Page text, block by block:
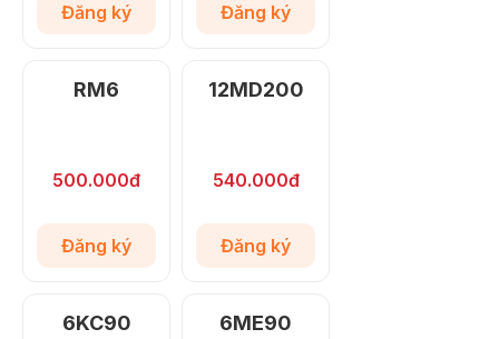
Đăng ký Đăng ký
RM6
500.000đ
Đăng ký
12MD200
540.000đ
Đăng ký
6KC90 6ME90